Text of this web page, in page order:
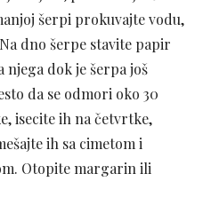
šerpi prokuvajte vodu,
dno šerpe stavite papir
njega dok je šerpa još
da se odmori oko 30
isecite ih na četvrtke,
ih sa cimetom i
Otopite margarin ili